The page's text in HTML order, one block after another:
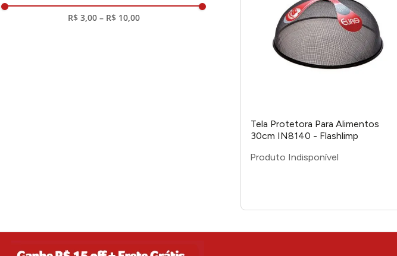
R$ 3,00 – R$ 10,00
Tela Protetora Para Alimentos
30cm IN8140 - Flashlimp